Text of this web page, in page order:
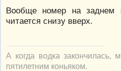
Вообще номер на заднем
читается снизу вверх.
А когда водка закончилась,
пятилетним коньяком.